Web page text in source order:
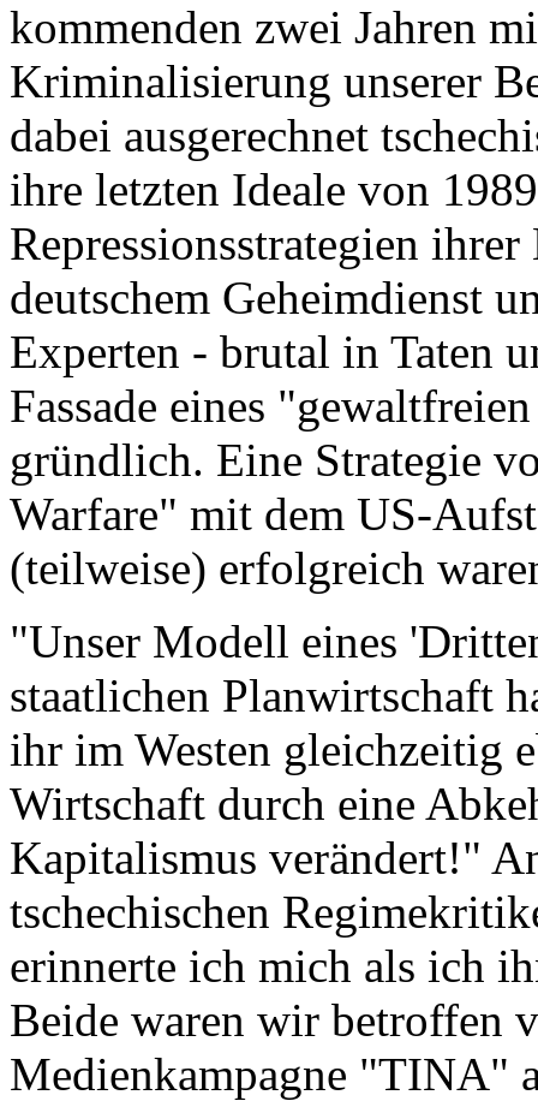
kommenden zwei Jahren
Kriminalisierung unserer
dabei ausgerechnet
ihre letzten Ideale von
Repressionsstrategien
deutschem Geheimdienst
Experten - brutal in Taten
Fassade eines
gründlich. Eine Strategie
Warfare" mit dem US-
(teilweise) erfolgreich
"Unser Modell eines
staatlichen Planwirtschaft
ihr im Westen gleichzeitig
Wirtschaft durch eine
Kapitalismus verändert!"
tschechischen
erinnerte ich mich als ich
Beide waren wir betroffen
Medienkampagne "TINA"